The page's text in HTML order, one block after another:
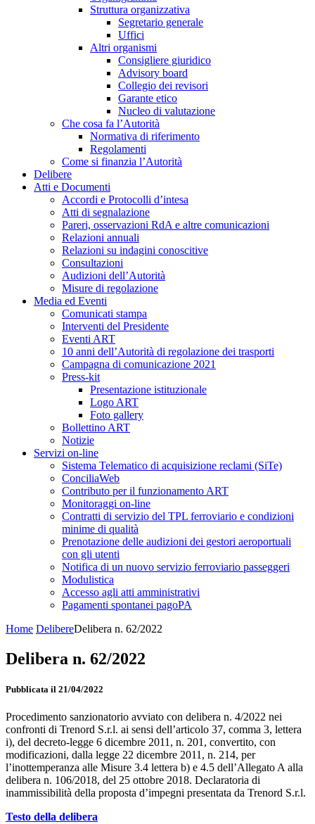
Struttura organizzativa
Segretario generale
Uffici
Altri organismi
Consigliere giuridico
Advisory board
Collegio dei revisori
Garante etico
Nucleo di valutazione
Che cosa fa l’Autorità
Normativa di riferimento
Regolamenti
Come si finanzia l’Autorità
Delibere
Atti e Documenti
Accordi e Protocolli d’intesa
Atti di segnalazione
Pareri, osservazioni RdA e altre comunicazioni
Relazioni annuali
Relazioni su indagini conoscitive
Consultazioni
Audizioni dell’Autorità
Misure di regolazione
Media ed Eventi
Comunicati stampa
Interventi del Presidente
Eventi ART
10 anni dell’Autorità di regolazione dei trasporti
Campagna di comunicazione 2021
Press-kit
Presentazione istituzionale
Logo ART
Foto gallery
Bollettino ART
Notizie
Servizi on-line
Sistema Telematico di acquisizione reclami (SiTe)
ConciliaWeb
Contributo per il funzionamento ART
Monitoraggi on-line
Contratti di servizio del TPL ferroviario e condizioni
minime di qualità
Prenotazione delle audizioni dei gestori aeroportuali
con gli utenti
Notifica di un nuovo servizio ferroviario passeggeri
Modulistica
Accesso agli atti amministrativi
Pagamenti spontanei pagoPA
Home DelibereDelibera n. 62/2022
Delibera n. 62/2022
Pubblicata il 21/04/2022
Procedimento sanzionatorio avviato con delibera n. 4/2022 nei
confronti di Trenord S.r.l. ai sensi dell’articolo 37, comma 3, lettera
i), del decreto-legge 6 dicembre 2011, n. 201, convertito, con
modificazioni, dalla legge 22 dicembre 2011, n. 214, per
l’inottemperanza alle Misure 3.4 lettera b) e 4.5 dell’Allegato A alla
delibera n. 106/2018, del 25 ottobre 2018. Declaratoria di
inammissibilità della proposta d’impegni presentata da Trenord S.r.l.
Testo della delibera